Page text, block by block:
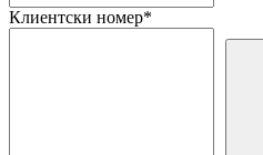
Клиентски номер*